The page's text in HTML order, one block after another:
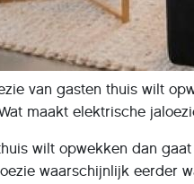
van gasten thuis wilt
maakt elektrische
wilt opwekken dan
waarschijnlijk eerder